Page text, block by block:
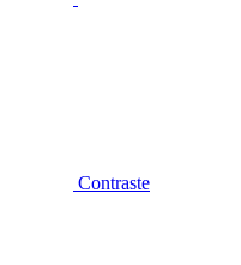
Contraste